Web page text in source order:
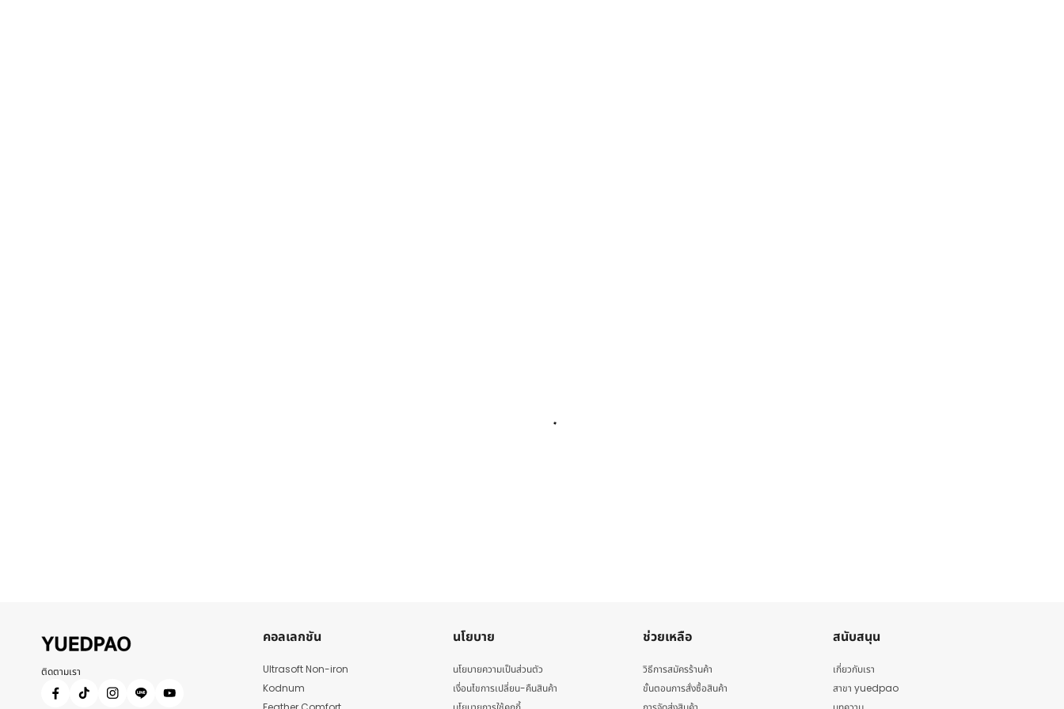
ติดตามเรา
คอลเลกชัน
Ultrasoft Non-iron
Kodnum
นโยบาย
นโยบายความเป็นส่วนตัว
เงื่อนไขการเปลี่ยน-คืนสินค้า
ช่วยเหลือ
วิธีการสมัครร้านค้า
ขั้นตอนการสั่งซื้อสินค้า
สนับสนุน
เกี่ยวกับเรา
สาขา yuedpao